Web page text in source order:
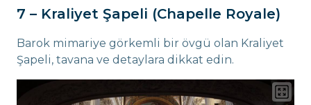
7 – Kraliyet Şapeli (Chapelle Royale)
Barok mimariye görkemli bir övgü olan Kraliyet
Şapeli, tavana ve detaylara dikkat edin.